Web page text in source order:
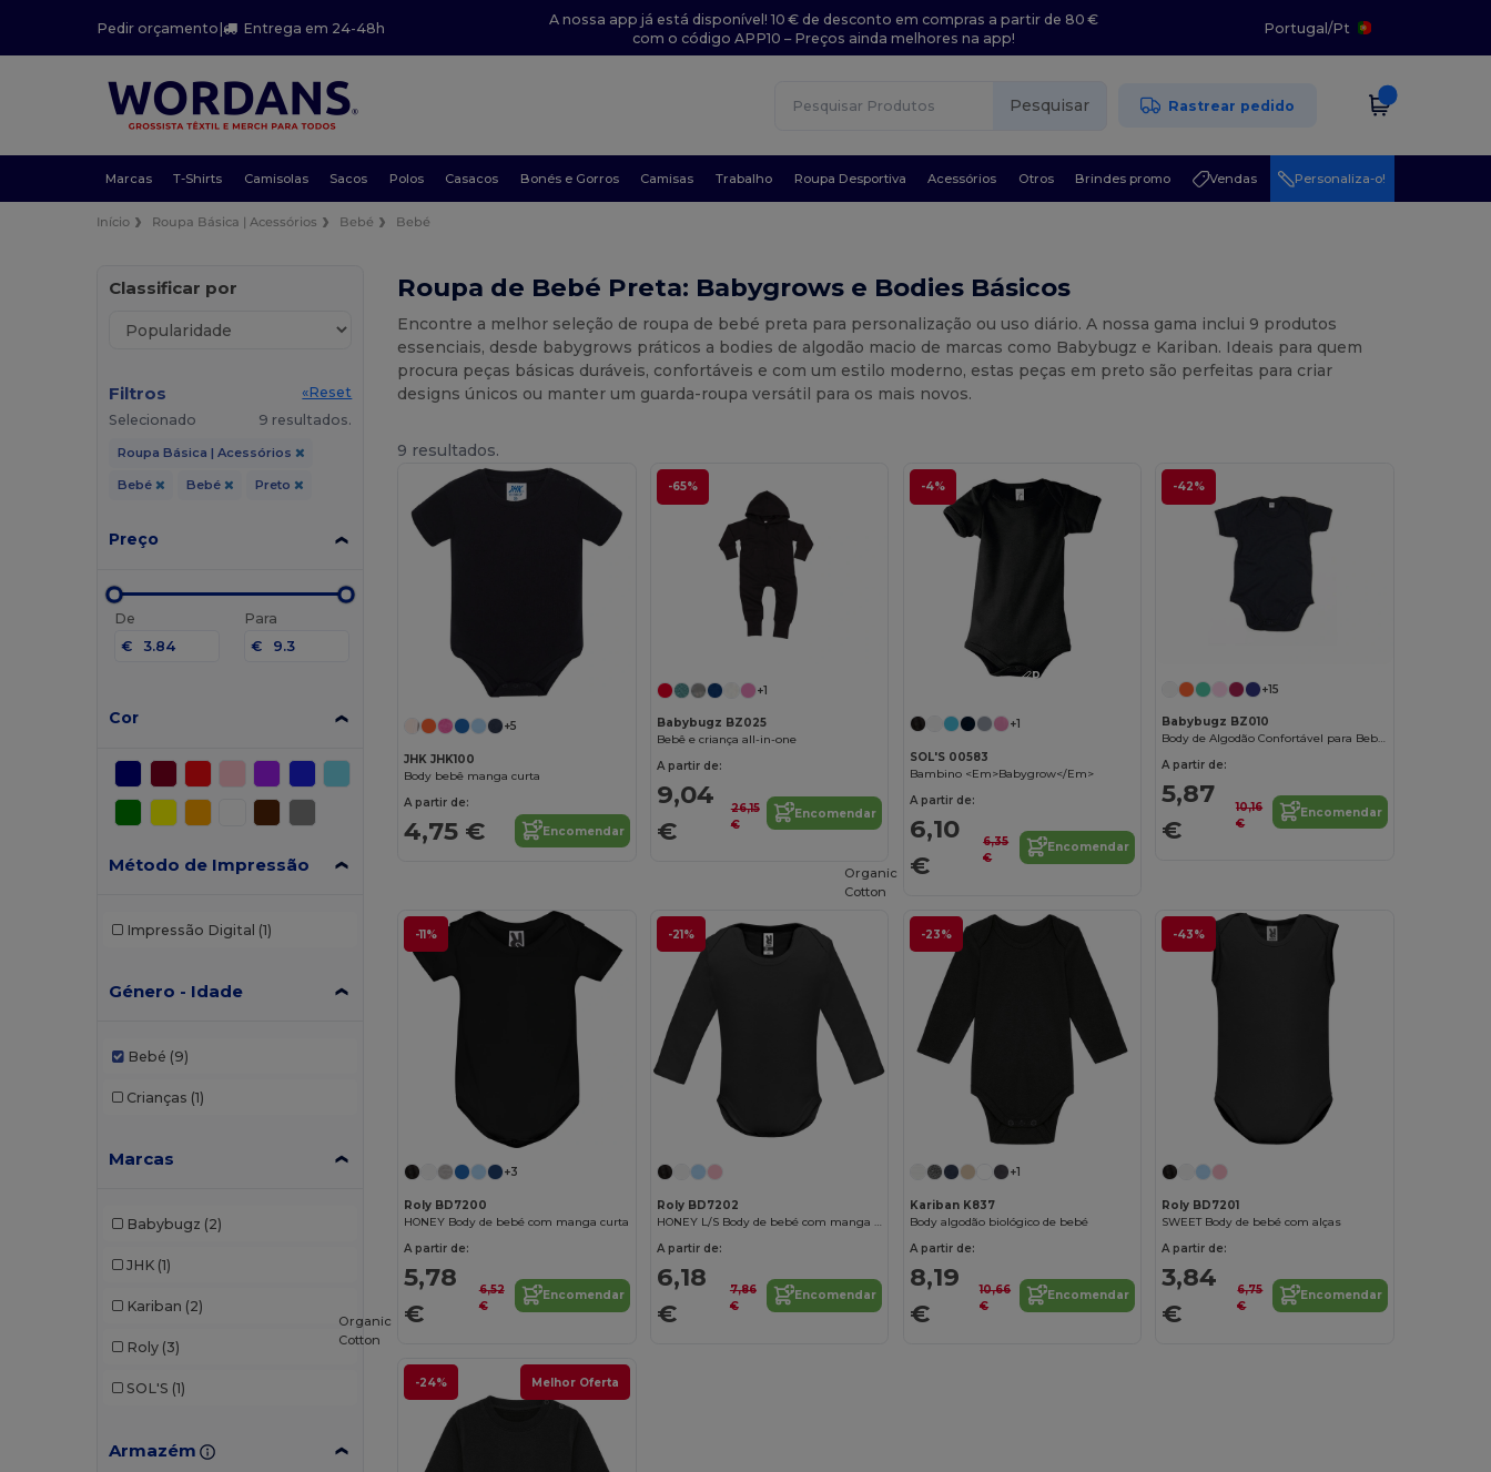
Pedir orçamento| Entrega em 24-48h
A nossa app já está disponível! 10 € de desconto em compras a partir de 80 €
com o código APP10 – Preços ainda melhores na app!
Portugal/Pt
Pesquisar Rastrear pedido
Marcas T-Shirts Camisolas Sacos Polos Casacos Bonés e Gorros Camisas Trabalho Roupa Desportiva Acessórios Otros Brindes promo Vendas Personaliza-o!
Início Roupa Básica | Acessórios Bebé Bebé
Classificar por
Filtros
«Reset
Selecionado
9 resultados.
Roupa Básica | Acessórios
Bebé Bebé Preto
Preço
De
€
Para
€
Cor
Método de Impressão
Impressão Digital (1)
Género - Idade
Bebé (9)
Crianças (1)
Marcas
Babybugz (2)
JHK (1)
Kariban (2)
Roly (3)
SOL'S (1)
Armazém
Roupa de Bebé Preta: Babygrows e Bodies Básicos
Encontre a melhor seleção de roupa de bebé preta para personalização ou uso diário. A nossa gama inclui 9 produtos
essenciais, desde babygrows práticos a bodies de algodão macio de marcas como Babybugz e Kariban. Ideais para quem
procura peças básicas duráveis, confortáveis e com um estilo moderno, estas peças em preto são perfeitas para criar
designs únicos ou manter um guarda-roupa versátil para os mais novos.
9 resultados.
+5
JHK JHK100
Body bebê manga curta
A partir de:
4,75 € Encomendar
-65%
+1
Babybugz BZ025
Bebê e criança all-in-one
A partir de:
9,04
€
26,15
€
Encomendar
-4%
Personalize-o!
+1
SOL'S 00583
Bambino <Em>Babygrow</Em>
A partir de:
6,10
€
6,35
€
Encomendar
-42%
+15
Babybugz BZ010
Body de Algodão Confortável para Bebês
A partir de:
5,87
€
10,16
€
Encomendar
-11%
+3
Roly BD7200
HONEY Body de bebé com manga curta
A partir de:
5,78
€
6,52
€
Encomendar
-21%
Roly BD7202
HONEY L/S Body de bebé com manga comprida
A partir de:
6,18
€
7,86
€
Encomendar
-23%
Organic
Cotton
+1
Kariban K837
Body algodão biológico de bebé
A partir de:
8,19
€
10,66
€
Encomendar
-43%
Roly BD7201
SWEET Body de bebé com alças
A partir de:
3,84
€
6,75
€
Encomendar
-24% Melhor Oferta
Organic
Cotton